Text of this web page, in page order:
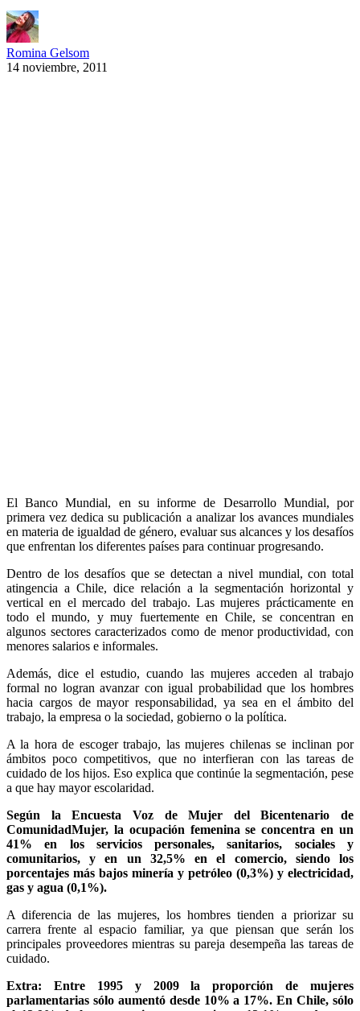
Romina Gelsom
14 noviembre, 2011
El Banco Mundial, en su informe de Desarrollo Mundial, por
primera vez dedica su publicación a analizar los avances mundiales
en materia de igualdad de género, evaluar sus alcances y los desafíos
que enfrentan los diferentes países para continuar progresando.
Dentro de los desafíos que se detectan a nivel mundial, con total
atingencia a Chile, dice relación a la segmentación horizontal y
vertical en el mercado del trabajo. Las mujeres prácticamente en
todo el mundo, y muy fuertemente en Chile, se concentran en
algunos sectores caracterizados como de menor productividad, con
menores salarios e informales.
Además, dice el estudio, cuando las mujeres acceden al trabajo
formal no logran avanzar con igual probabilidad que los hombres
hacia cargos de mayor responsabilidad, ya sea en el ámbito del
trabajo, la empresa o la sociedad, gobierno o la política.
A la hora de escoger trabajo, las mujeres chilenas se inclinan por
ámbitos poco competitivos, que no interfieran con las tareas de
cuidado de los hijos. Eso explica que continúe la segmentación, pese
a que hay mayor escolaridad.
Según la Encuesta Voz de Mujer del Bicentenario de
ComunidadMujer, la ocupación femenina se concentra en un
41% en los servicios personales, sanitarios, sociales y
comunitarios, y en un 32,5% en el comercio, siendo los
porcentajes más bajos minería y petróleo (0,3%) y electricidad,
gas y agua (0,1%).
A diferencia de las mujeres, los hombres tienden a priorizar su
carrera frente al espacio familiar, ya que piensan que serán los
principales proveedores mientras su pareja desempeña las tareas de
cuidado.
Extra: Entre 1995 y 2009 la proporción de mujeres
parlamentarias sólo aumentó desde 10% a 17%. En Chile, sólo